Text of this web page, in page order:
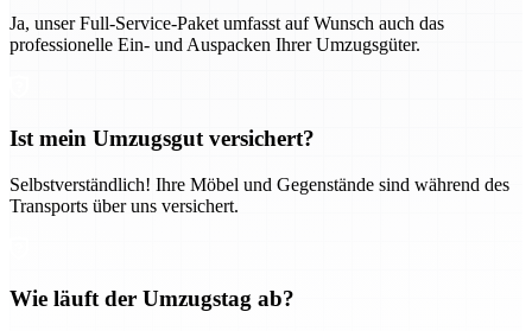
Ja, unser Full-Service-Paket umfasst auf Wunsch auch das
professionelle Ein- und Auspacken Ihrer Umzugsgüter.
Ist mein Umzugsgut versichert?
Selbstverständlich! Ihre Möbel und Gegenstände sind während des
Transports über uns versichert.
Wie läuft der Umzugstag ab?